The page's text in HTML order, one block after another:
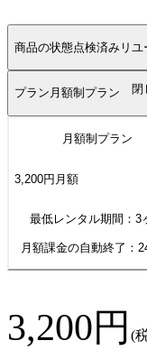
商品の状態点検済みリユ
プラン 月額制プラン 閉
月額制プラン
3,200円 月額
最低レンタル期間：3
月額課金の自動終了：
3,200円 (